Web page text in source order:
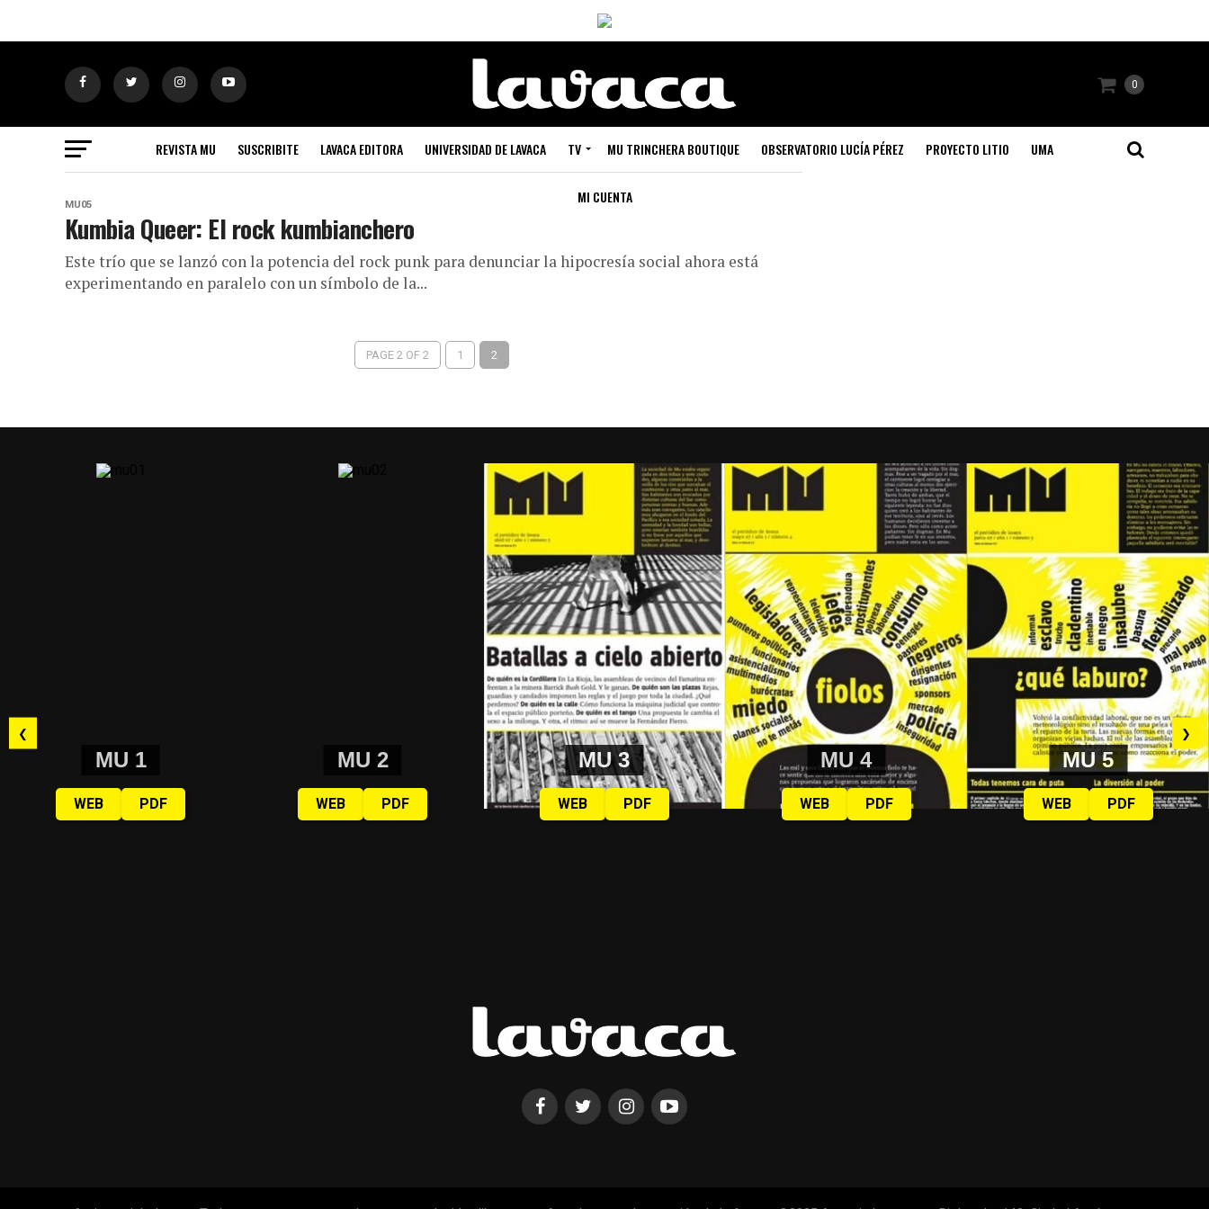
0
REVISTA MU SUSCRIBITE LAVACA EDITORA UNIVERSIDAD DE LAVACA TV MU TRINCHERA BOUTIQUE OBSERVATORIO LUCÍA PÉREZ PROYECTO LITIO UMA
MI CUENTA
MU05
Kumbia Queer: El rock kumbianchero
Este trío que se lanzó con la potencia del rock punk para denunciar la hipocresía social ahora está
experimentando en paralelo con un símbolo de la...
PAGE 2 OF 2 1 2
MU 1
WEB PDF
MU 2
WEB PDF
MU 3
WEB PDF
MU 4
WEB PDF
MU 5
WEB PDF
❮ ❯